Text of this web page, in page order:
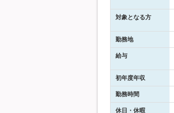
対象となる方
勤務地
給与
初年度年収
勤務時間
休日・休暇